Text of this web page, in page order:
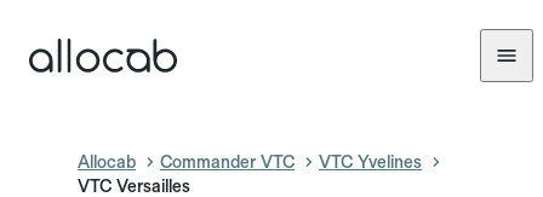
Allocab Commander VTC
VTC Yvelines
VTC Versailles